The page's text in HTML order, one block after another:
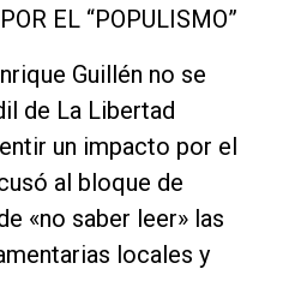
EL “POPULISMO”
Guillén no se
de La Libertad
un impacto por el
al bloque de
«no saber leer» las
locales y